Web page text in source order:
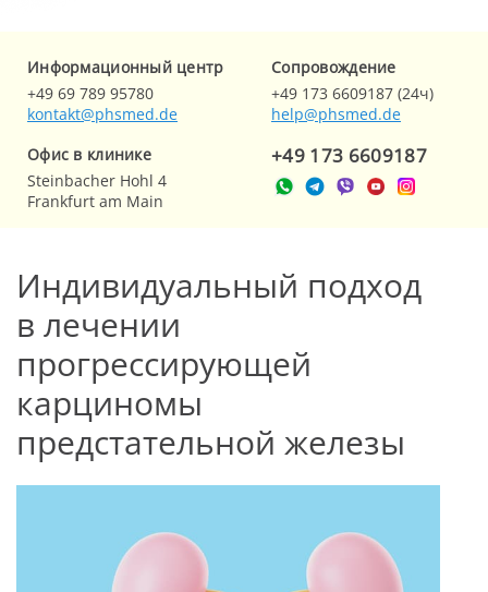
Информационный центр
+49 69 789 95780
kontakt@phsmed.de
Cопровождение
+49 173 6609187 (24ч)
help@phsmed.de
Офис в клинике
Steinbacher Hohl 4
Frankfurt am Main
+49 173 6609187
Индивидуальный подход
в лечении
прогрессирующей
карциномы
предстательной железы